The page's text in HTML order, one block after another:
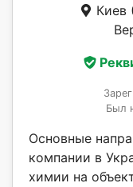
Киев
Был
Основные
компании в
химии на